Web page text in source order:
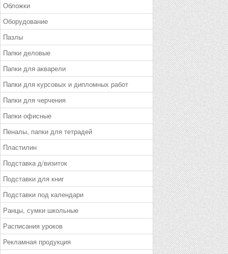
Обложки
Оборудование
Пазлы
Папки деловые
Папки для акварели
Папки для курсовых и дипломных работ
Папки для черчения
Папки офисные
Пеналы, папки для тетрадей
Пластилин
Подставка д/визиток
Подставки для книг
Подставки под календари
Ранцы, сумки школьные
Расписания уроков
Рекламная продукция